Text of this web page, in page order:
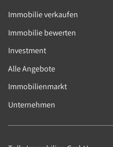
Termin
Immobilie verkaufen
Immobilie bewerten
Investment
Alle Angebote
Immobilienmarkt
Unternehmen